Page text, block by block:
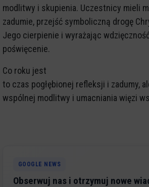
modlitwy i skupienia. Uczestnicy mieli
zadumie, przejść symboliczną drogę
Jego cierpienie i wyrażając
poświęcenie.
Co roku jest
to czas pogłębionej refleksji i zadumy,
wspólnej modlitwy i umacniania więzi
GOOGLE NEWS
Obserwuj nas i otrzymuj nowe